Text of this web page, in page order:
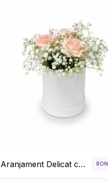
Aranjament Delicat cu
3 Trandafiri Roz în
RON